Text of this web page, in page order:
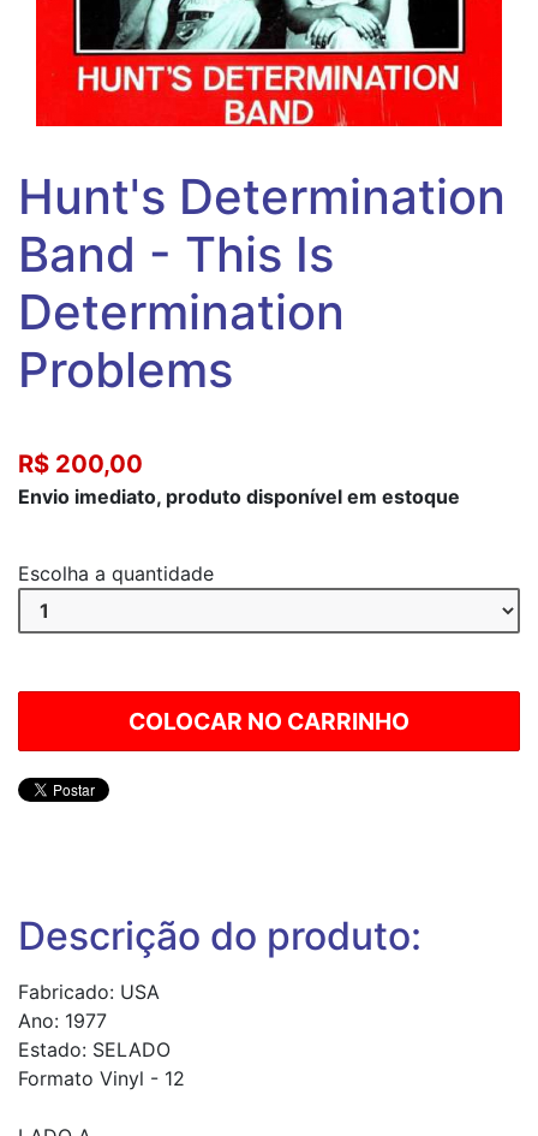
Hunt's Determination
Band - This Is
Determination
Problems
R$ 200,00
Envio imediato, produto disponível em estoque
Escolha a quantidade
Descrição do produto:
Fabricado: USA
Ano: 1977
Estado: SELADO
Formato Vinyl - 12